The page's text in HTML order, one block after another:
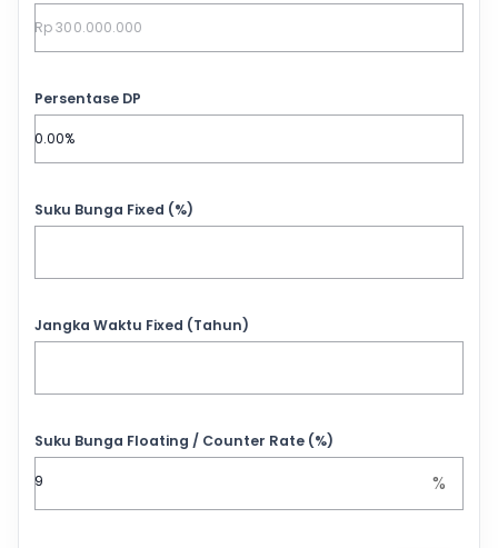
Persentase DP
Suku Bunga Fixed (%)
Jangka Waktu Fixed (Tahun)
Suku Bunga Floating / Counter Rate (%)
%